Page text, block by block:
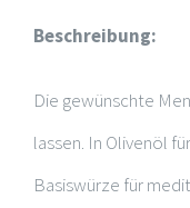
Beschreibung:
Die gewünschte
lassen. In Olivenöl
Basiswürze für